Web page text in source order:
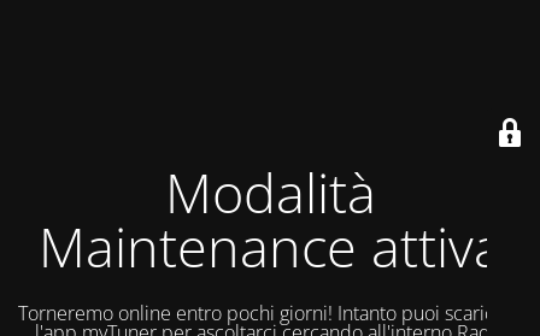
Modalità
Maintenance attiva
Torneremo online entro pochi giorni! Intanto puoi scaricare